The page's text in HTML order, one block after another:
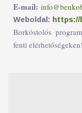
E-mail:
Weboldal: https://
Borkóstolós
fenti elérhetőségeken!